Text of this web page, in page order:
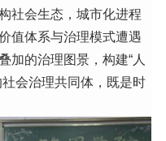
社会生态，城市化进程
值体系与治理模式遭遇
加的治理图景，构建“人
社会治理共同体，既是时